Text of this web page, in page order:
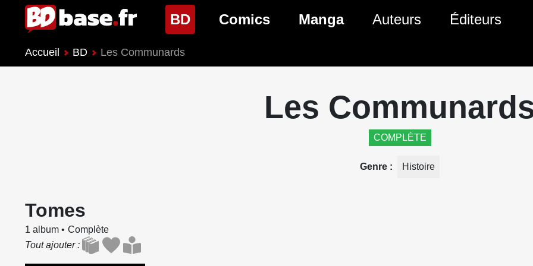
BD(page courante)
Nouveautés BD
Comics
Genres Comics
Manga
Genres Manga
Auteurs Éditeurs
Accueil BD Les Communards
Les
COMPLÈTE
Genre Histoire
Tomes
1 album
Complète
Tout ajouter